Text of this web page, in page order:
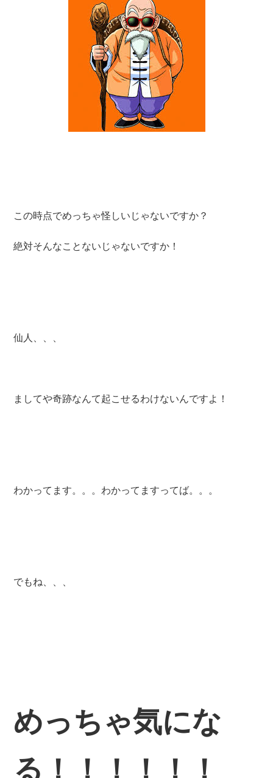
この時点でめっちゃ怪しいじゃないですか？
絶対そんなことないじゃないですか！
仙人、、、
ましてや奇跡なんて起こせるわけないんですよ！
わかってます。。。わかってますってば。。。
でもね、、、
めっちゃ気にな
る！！！！！！